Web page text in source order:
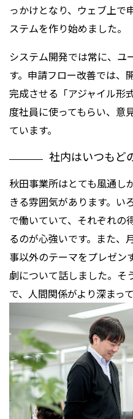
っかけとなり、ウェブ上で
ステムを作り始めました。
システム開発では常に、ユ
す。申請フロー改善では、
完成させる「アジャイル形
度社員に使ってもらい、意
ています。
社内はいつもど
秋田事業所はとても風通し
きる雰囲気があります。い
で働いていて、それぞれの
るのが心強いです。また、
事以外のテーマをプレゼン
劇について話しました。そ
で、人間関係がより深まっ